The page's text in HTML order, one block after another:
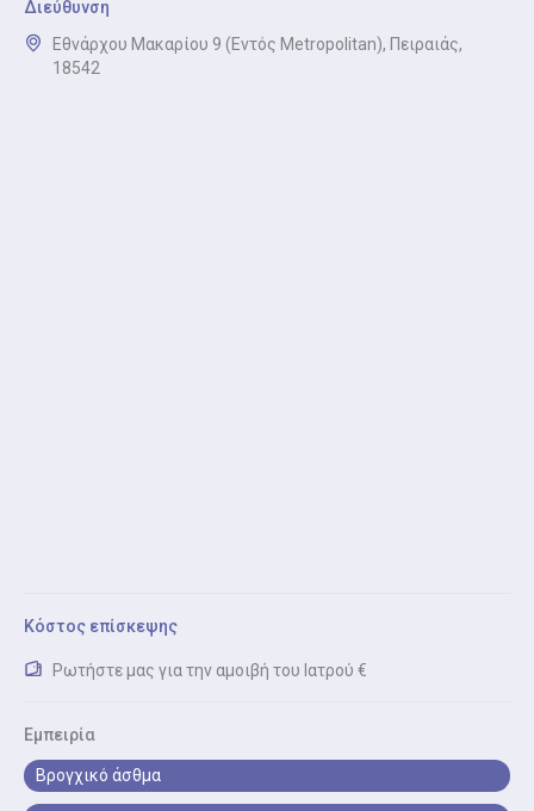
Διεύθυνση
Εθνάρχου Μακαρίου 9 (Εντός Metropolitan), Πειραιάς,
18542
Κόστος επίσκεψης
Ρωτήστε μας για την αμοιβή του Ιατρού €
Εμπειρία
Βρογχικό άσθμα
εξέταση που δείχνει πόσο καλά λειτουργούν οι
πνεύμονες.
Ηλεκτρονική Συνταγογράφηση (Πνευμονολόγος):
Έκδοση ή ανανέωση συνταγών φαρμάκων και
διαγνωστικών εξετάσεων